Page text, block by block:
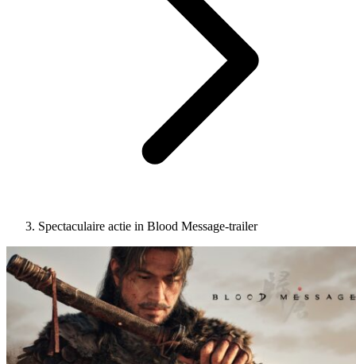
Spectaculaire actie in Blood Message-trailer